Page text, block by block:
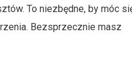
To niezbędne, by móc
Bezsprzecznie masz